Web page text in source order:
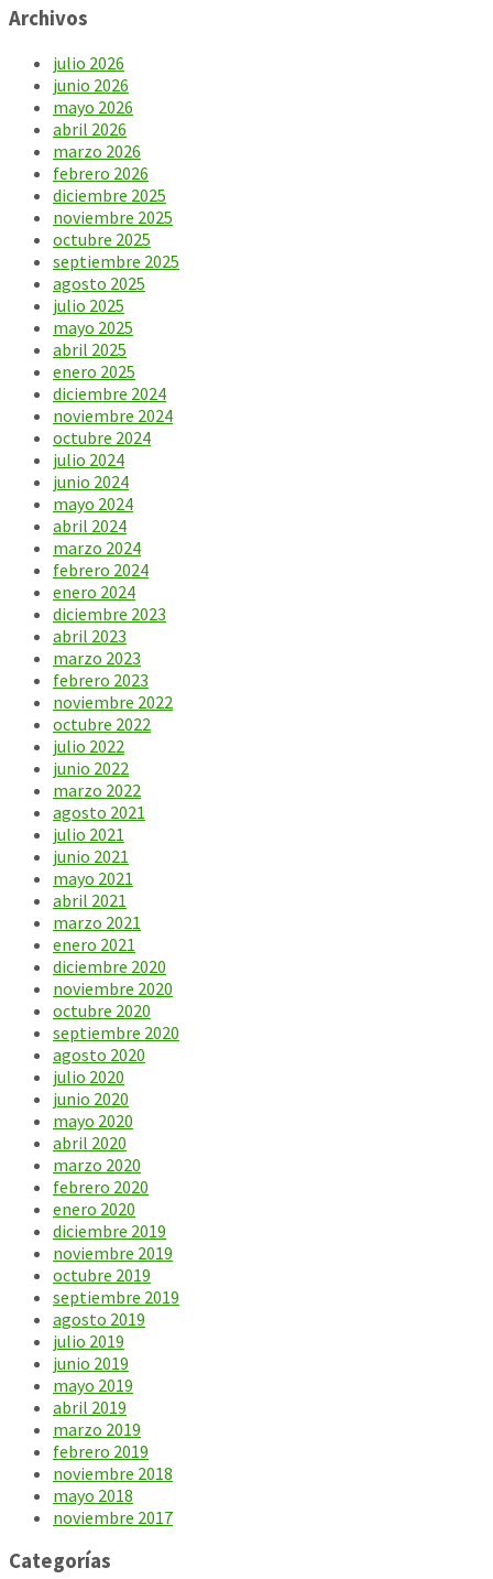
Archivos
julio 2026
junio 2026
mayo 2026
abril 2026
marzo 2026
febrero 2026
diciembre 2025
noviembre 2025
octubre 2025
septiembre 2025
agosto 2025
julio 2025
mayo 2025
abril 2025
enero 2025
diciembre 2024
noviembre 2024
octubre 2024
julio 2024
junio 2024
mayo 2024
abril 2024
marzo 2024
febrero 2024
enero 2024
diciembre 2023
abril 2023
marzo 2023
febrero 2023
noviembre 2022
octubre 2022
julio 2022
junio 2022
marzo 2022
agosto 2021
julio 2021
junio 2021
mayo 2021
abril 2021
marzo 2021
enero 2021
diciembre 2020
noviembre 2020
octubre 2020
septiembre 2020
agosto 2020
julio 2020
junio 2020
mayo 2020
abril 2020
marzo 2020
febrero 2020
enero 2020
diciembre 2019
noviembre 2019
octubre 2019
septiembre 2019
agosto 2019
julio 2019
junio 2019
mayo 2019
abril 2019
marzo 2019
febrero 2019
noviembre 2018
mayo 2018
noviembre 2017
Categorías